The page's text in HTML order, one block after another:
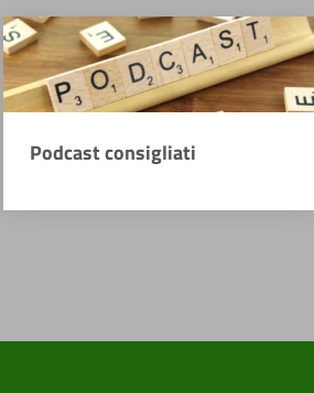
Podcast consigliati